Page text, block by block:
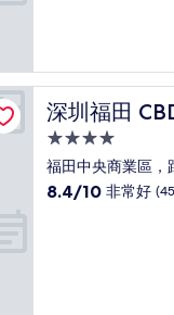
夠
讚，
(782
則
評
論)
深圳福田
深圳福田 CBD
4.0
星
級
福田中央商業區，
8.4
8.4/10 非常好